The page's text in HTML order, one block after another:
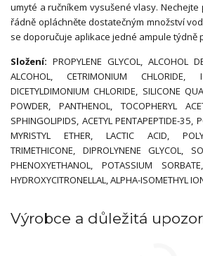
umyté a ručníkem vysušené vlasy.
řádně opláchněte dostatečným množství
se doporučuje aplikace jedné ampule týdně
Složení: PROPYLENE GLYCOL, ALCOHOL
ALCOHOL, CETRIMONIUM CHLORIDE,
DICETYLDIMONIUM CHLORIDE, SILICONE
POWDER, PANTHENOL, TOCOPHERYL
SPHINGOLIPIDS, ACETYL PENTAPEPTIDE-35,
MYRISTYL ETHER, LACTIC ACID,
TRIMETHICONE, DIPROLYNENE GLYCOL,
PHENOXYETHANOL, POTASSIUM
HYDROXYCITRONELLAL, ALPHA-ISOMETHYL
Výrobce a důležitá